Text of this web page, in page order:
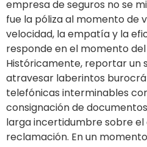
empresa de seguros no se
fue la póliza al momento de
velocidad, la empatía y la
responde en el momento del
Históricamente, reportar un
atravesar laberintos
telefónicas interminables
consignación de
larga incertidumbre sobre el
reclamación. En un